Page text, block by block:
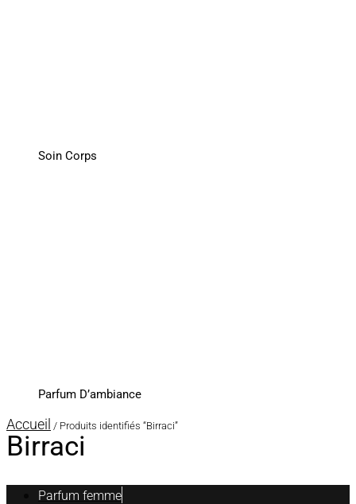
Soin Corps
Parfum D’ambiance
Accueil / Produits identifiés “Birraci”
Birraci
Parfum femme